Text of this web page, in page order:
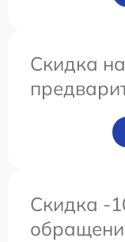
Скидка
Скидка -